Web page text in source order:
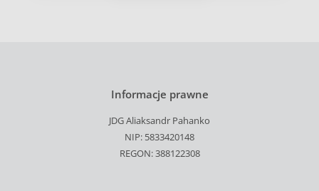
Informacje prawne
JDG Aliaksandr Pahanko
NIP: 5833420148
REGON: 388122308